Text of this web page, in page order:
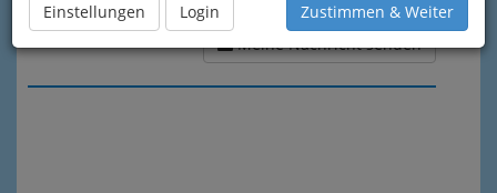
Einstellungen Login Zustimmen & Weiter
Meine Nachricht senden